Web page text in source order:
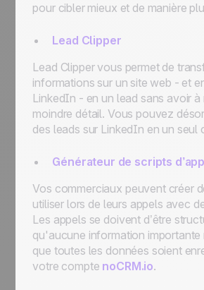
pour cibler mieux et de manière
Lead Clipper
Lead Clipper vous permet de
informations sur un site web - et
LinkedIn - en un lead sans avoir à
moindre détail. Vous pouvez
des leads sur LinkedIn en un seul
Générateur de scripts
Vos commerciaux peuvent créer
utiliser lors de leurs appels avec
Les appels se doivent d’être
qu'aucune information importante
que toutes les données soient
votre compte noCRM.io.